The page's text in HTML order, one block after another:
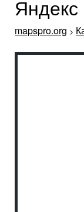
mapspro.org >